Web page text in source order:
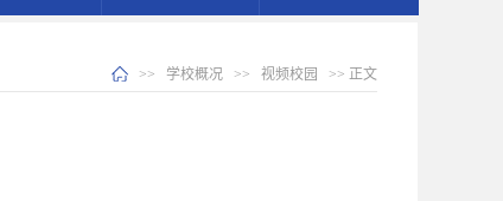
>> 学校概况 >> 视频校园 >> 正文